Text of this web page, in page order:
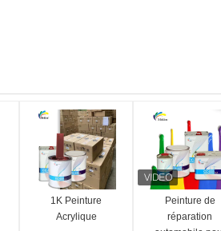
1K Peinture
Acrylique
Peinture de
réparation